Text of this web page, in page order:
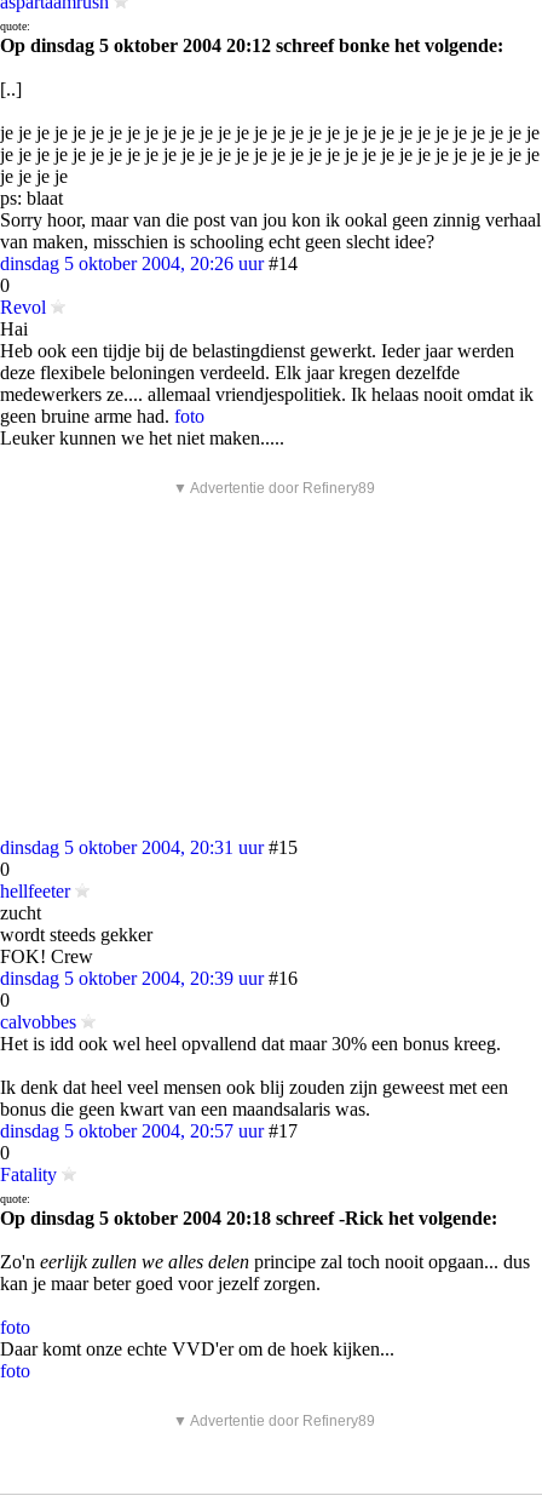
quote:
Op dinsdag 5 oktober 2004 20:12 schreef bonke het volgende:
[..]
je je je je je je je je je je je je je je je je je je je je je je je je je je je je je je
je je je je je je je je je je je je je je je je je je je je je je je je je je je je je je
je je je je
ps: blaat
Sorry hoor, maar van die post van jou kon ik ookal geen zinnig verhaal
van maken, misschien is schooling echt geen slecht idee?
dinsdag 5 oktober 2004, 20:26 uur #14
0
Revol
Hai
Heb ook een tijdje bij de belastingdienst gewerkt. Ieder jaar werden
deze flexibele beloningen verdeeld. Elk jaar kregen dezelfde
medewerkers ze.... allemaal vriendjespolitiek. Ik helaas nooit omdat ik
geen bruine arme had. foto
Leuker kunnen we het niet maken.....
▼ Advertentie door Refinery89
dinsdag 5 oktober 2004, 20:31 uur #15
0
hellfeeter
zucht
wordt steeds gekker
FOK! Crew
dinsdag 5 oktober 2004, 20:39 uur #16
0
calvobbes
Het is idd ook wel heel opvallend dat maar 30% een bonus kreeg.
Ik denk dat heel veel mensen ook blij zouden zijn geweest met een
bonus die geen kwart van een maandsalaris was.
dinsdag 5 oktober 2004, 20:57 uur #17
0
Fatality
quote:
Op dinsdag 5 oktober 2004 20:18 schreef -Rick het volgende:
Zo'n eerlijk zullen we alles delen principe zal toch nooit opgaan... dus
kan je maar beter goed voor jezelf zorgen.
foto
Daar komt onze echte VVD'er om de hoek kijken...
foto
▼ Advertentie door Refinery89